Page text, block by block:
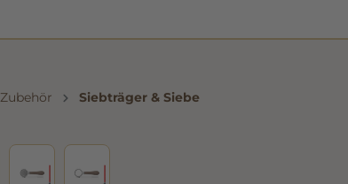
Zubehör Siebträger & Siebe